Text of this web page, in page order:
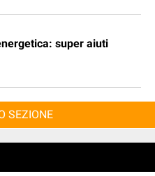
super aiuti
SEZIONE